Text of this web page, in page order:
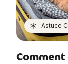
Astuce